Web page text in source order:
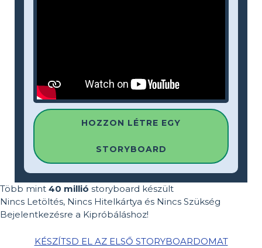
HOZZON LÉTRE EGY
STORYBOARD
Több mint 40 millió storyboard készült
Nincs Letöltés, Nincs Hitelkártya és Nincs Szükség
Bejelentkezésre a Kipróbáláshoz!
KÉSZÍTSD EL AZ ELSŐ STORYBOARDOMAT